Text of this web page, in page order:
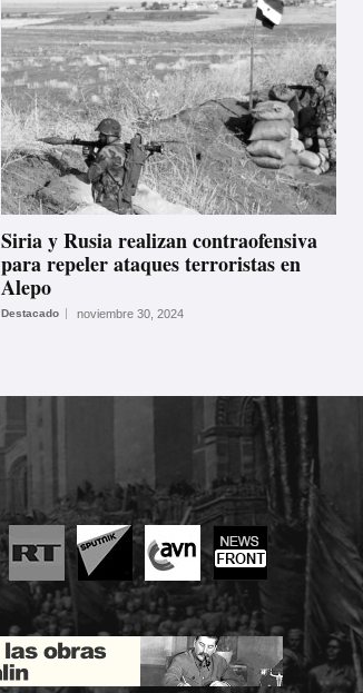
Siria y Rusia realizan contraofensiva
para repeler ataques terroristas en
Alepo
Destacado noviembre 30, 2024